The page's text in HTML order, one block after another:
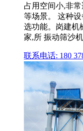
占用空间小,非
等场景。 这种
选功能。岗建机
家,所 振动筛沙
联系电话: 180